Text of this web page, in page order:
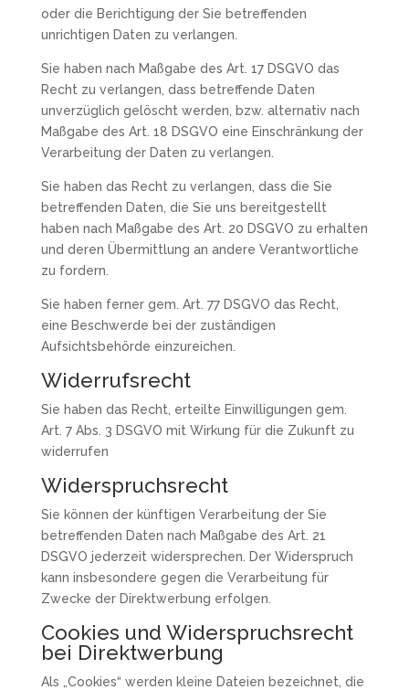
oder die Berichtigung der Sie betreffenden
unrichtigen Daten zu verlangen.
Sie haben nach Maßgabe des Art. 17 DSGVO das
Recht zu verlangen, dass betreffende Daten
unverzüglich gelöscht werden, bzw. alternativ nach
Maßgabe des Art. 18 DSGVO eine Einschränkung der
Verarbeitung der Daten zu verlangen.
Sie haben das Recht zu verlangen, dass die Sie
betreffenden Daten, die Sie uns bereitgestellt
haben nach Maßgabe des Art. 20 DSGVO zu erhalten
und deren Übermittlung an andere Verantwortliche
zu fordern.
Sie haben ferner gem. Art. 77 DSGVO das Recht,
eine Beschwerde bei der zuständigen
Aufsichtsbehörde einzureichen.
Widerrufsrecht
Sie haben das Recht, erteilte Einwilligungen gem.
Art. 7 Abs. 3 DSGVO mit Wirkung für die Zukunft zu
widerrufen
Widerspruchsrecht
Sie können der künftigen Verarbeitung der Sie
betreffenden Daten nach Maßgabe des Art. 21
DSGVO jederzeit widersprechen. Der Widerspruch
kann insbesondere gegen die Verarbeitung für
Zwecke der Direktwerbung erfolgen.
Cookies und Widerspruchsrecht
bei Direktwerbung
Als „Cookies“ werden kleine Dateien bezeichnet, die